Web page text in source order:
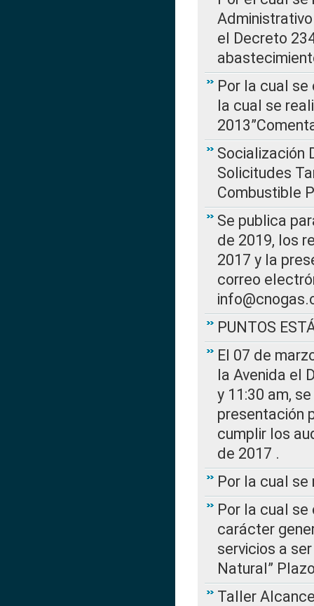
el Decreto
Por la cual se
la cual se
Socialización
Solicitudes
Combustible
Se publica
de 2019, los
2017 y la
correo
PUNTOS
El 07 de
la Avenida el
y 11:30 am,
presentación
cumplir los
de 2017 .
Por la cual se
Por la cual
carácter
servicios a
Natural”
Taller